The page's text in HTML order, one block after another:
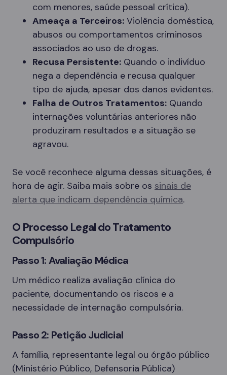
com menores, saúde pessoal crítica).
Ameaça a Terceiros: Violência doméstica,
abusos ou comportamentos criminosos
associados ao uso de drogas.
Recusa Persistente: Quando o indivíduo
nega a dependência e recusa qualquer
tipo de ajuda, apesar dos danos evidentes.
Falha de Outros Tratamentos: Quando
internações voluntárias anteriores não
produziram resultados e a situação se
agravou.
Se você reconhece alguma dessas situações, é
hora de agir. Saiba mais sobre os sinais de
alerta que indicam dependência química.
O Processo Legal do Tratamento
Compulsório
Passo 1: Avaliação Médica
Um médico realiza avaliação clínica do
paciente, documentando os riscos e a
necessidade de internação compulsória.
Passo 2: Petição Judicial
A família, representante legal ou órgão público
(Ministério Público, Defensoria Pública)